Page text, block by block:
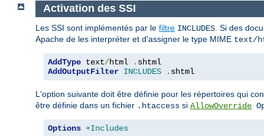
Activation des SSI
Les SSI sont implémentés par le filtre INCLUDES . Si des
Apache de les interpréter et d'assigner le type MIME text/
AddType text/html .
AddOutputFilter INCLUDES . shtml
L'option suivante doit être définie pour les répertoires qui
être définie dans un fichier .htaccess si AllowOverride
Options +Includes